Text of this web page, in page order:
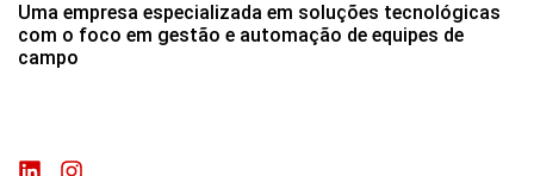
Uma empresa especializada em soluções tecnológicas
com o foco em gestão e automação de equipes de
campo